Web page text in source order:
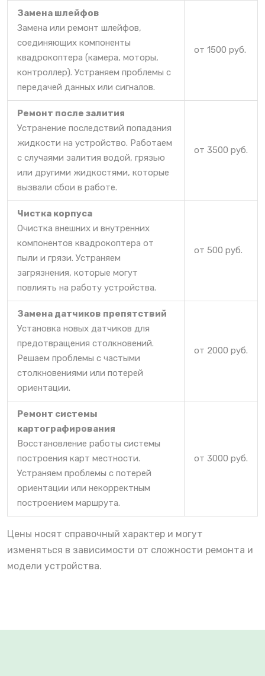
Замена шлейфов
Замена или ремонт шлейфов,
соединяющих компоненты
квадрокоптера (камера, моторы,
контроллер). Устраняем проблемы с
передачей данных или сигналов.
от 1500 руб.
Ремонт после залития
Устранение последствий попадания
жидкости на устройство. Работаем
с случаями залития водой, грязью
или другими жидкостями, которые
вызвали сбои в работе.
от 3500 руб.
Чистка корпуса
Очистка внешних и внутренних
компонентов квадрокоптера от
пыли и грязи. Устраняем
загрязнения, которые могут
повлиять на работу устройства.
от 500 руб.
Замена датчиков препятствий
Установка новых датчиков для
предотвращения столкновений.
Решаем проблемы с частыми
столкновениями или потерей
ориентации.
от 2000 руб.
Ремонт системы
картографирования
Восстановление работы системы
построения карт местности.
Устраняем проблемы с потерей
ориентации или некорректным
построением маршрута.
от 3000 руб.
Цены носят справочный характер и могут
изменяться в зависимости от сложности ремонта и
модели устройства.